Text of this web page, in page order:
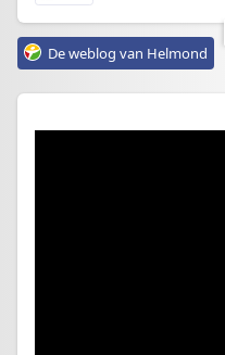
De weblog van Helmond